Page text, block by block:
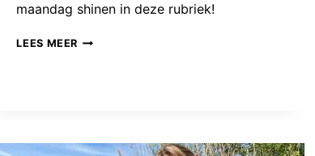
maandag shinen in deze rubriek!
LEES MEER VANGSTEN
ONSTUIMIG